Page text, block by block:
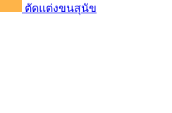
ตัดแต่งขนสุนัข